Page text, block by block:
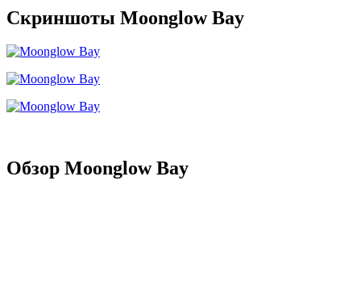
Скриншоты Moonglow Bay
Обзор Moonglow Bay